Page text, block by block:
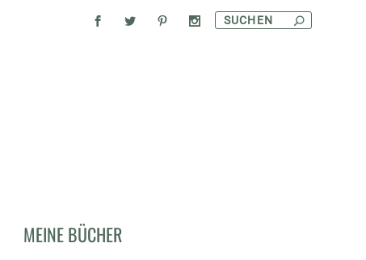
MEINE BÜCHER